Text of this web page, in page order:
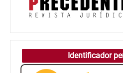
Identificador